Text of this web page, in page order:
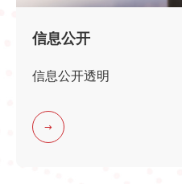
信息公开
信息公开透明